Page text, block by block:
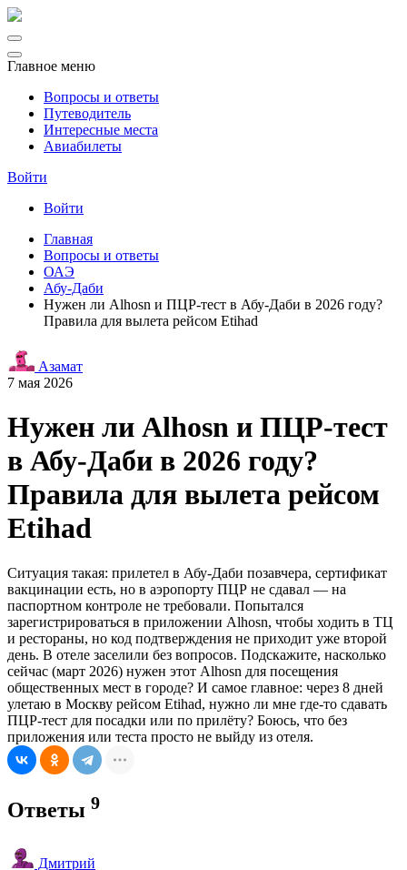
Главное меню
Вопросы и ответы
Путеводитель
Интересные места
Авиабилеты
Войти
Войти
Главная
Вопросы и ответы
ОАЭ
Абу-Даби
Нужен ли Alhosn и ПЦР-тест в Абу-Даби в 2026 году?
Правила для вылета рейсом Etihad
Азамат
7 мая 2026
Нужен ли Alhosn и ПЦР-тест
в Абу-Даби в 2026 году?
Правила для вылета рейсом
Etihad
Ситуация такая: прилетел в Абу-Даби позавчера, сертификат
вакцинации есть, но в аэропорту ПЦР не сдавал — на
паспортном контроле не требовали. Попытался
зарегистрироваться в приложении Alhosn, чтобы ходить в ТЦ
и рестораны, но код подтверждения не приходит уже второй
день. В отеле заселили без вопросов. Подскажите, насколько
сейчас (март 2026) нужен этот Alhosn для посещения
общественных мест в городе? И самое главное: через 8 дней
улетаю в Москву рейсом Etihad, нужно ли мне где-то сдавать
ПЦР-тест для посадки или по прилёту? Боюсь, что без
приложения или теста просто не выйду из отеля.
Ответы 9
Дмитрий